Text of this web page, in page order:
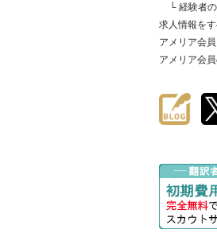
└ 経験者
求人情報を
アメリア会
アメリア会